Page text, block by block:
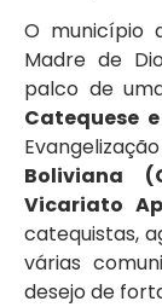
O município
Madre de
palco de
Catequese
Boliviana
Vicariato
catequistas,
várias
desejo de